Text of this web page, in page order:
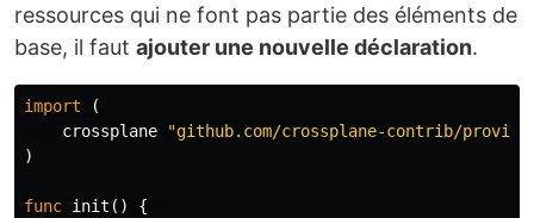
ressources qui ne font pas partie des éléments de
base, il faut ajouter une nouvelle déclaration.
import
(
crossplane
"github.com/crossplane-contrib/
)
func init ()
{